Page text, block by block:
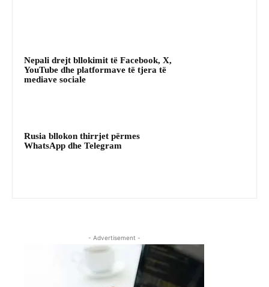
Nepali drejt bllokimit të Facebook, X,
YouTube dhe platformave të tjera të
mediave sociale
Rusia bllokon thirrjet përmes
WhatsApp dhe Telegram
- Advertisement -